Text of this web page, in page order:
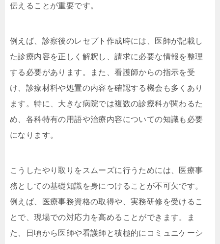
伝えることが重要です。
例えば、診察後のレセプト作成時には、医師が記載し
た診療内容を正しく解釈し、請求に必要な情報を整理
する必要があります。また、看護師からの指示を受
け、診療材料や処置の内容を確認する機会も多くあり
ます。特に、大きな病院では複数の診療科が関わるた
め、各科特有の用語や治療内容についての知識も必要
になります。
こうしたやり取りをスムーズに行うためには、医療事
務としての基礎知識を身につけることが不可欠です。
例えば、医療事務資格の取得や、実務研修を受けるこ
とで、現場での対応力を高めることができます。ま
た、日頃から医師や看護師と積極的にコミュニケーシ